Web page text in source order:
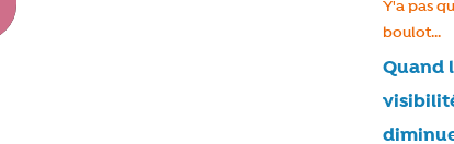
Quand
Y'a pas
boulot...